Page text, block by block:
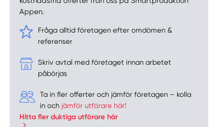
Appen.
Fråga alltid företagen efter omdömen &
referenser
Skriv avtal med företaget innan arbetet
påbörjas
Ta in fler offerter och jämför företagen – kolla
in och jämför utförare här!
Hitta fler duktiga utförare här